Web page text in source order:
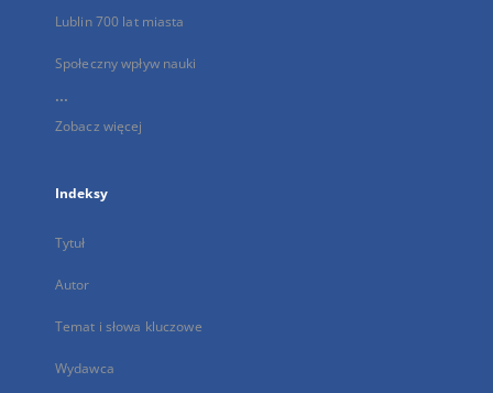
Lublin 700 lat miasta
Społeczny wpływ nauki
...
Zobacz więcej
Indeksy
Tytuł
Autor
Temat i słowa kluczowe
Wydawca